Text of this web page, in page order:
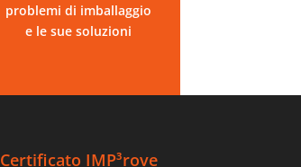
problemi di imballaggio
e le sue soluzioni
Certificato IMP³rove